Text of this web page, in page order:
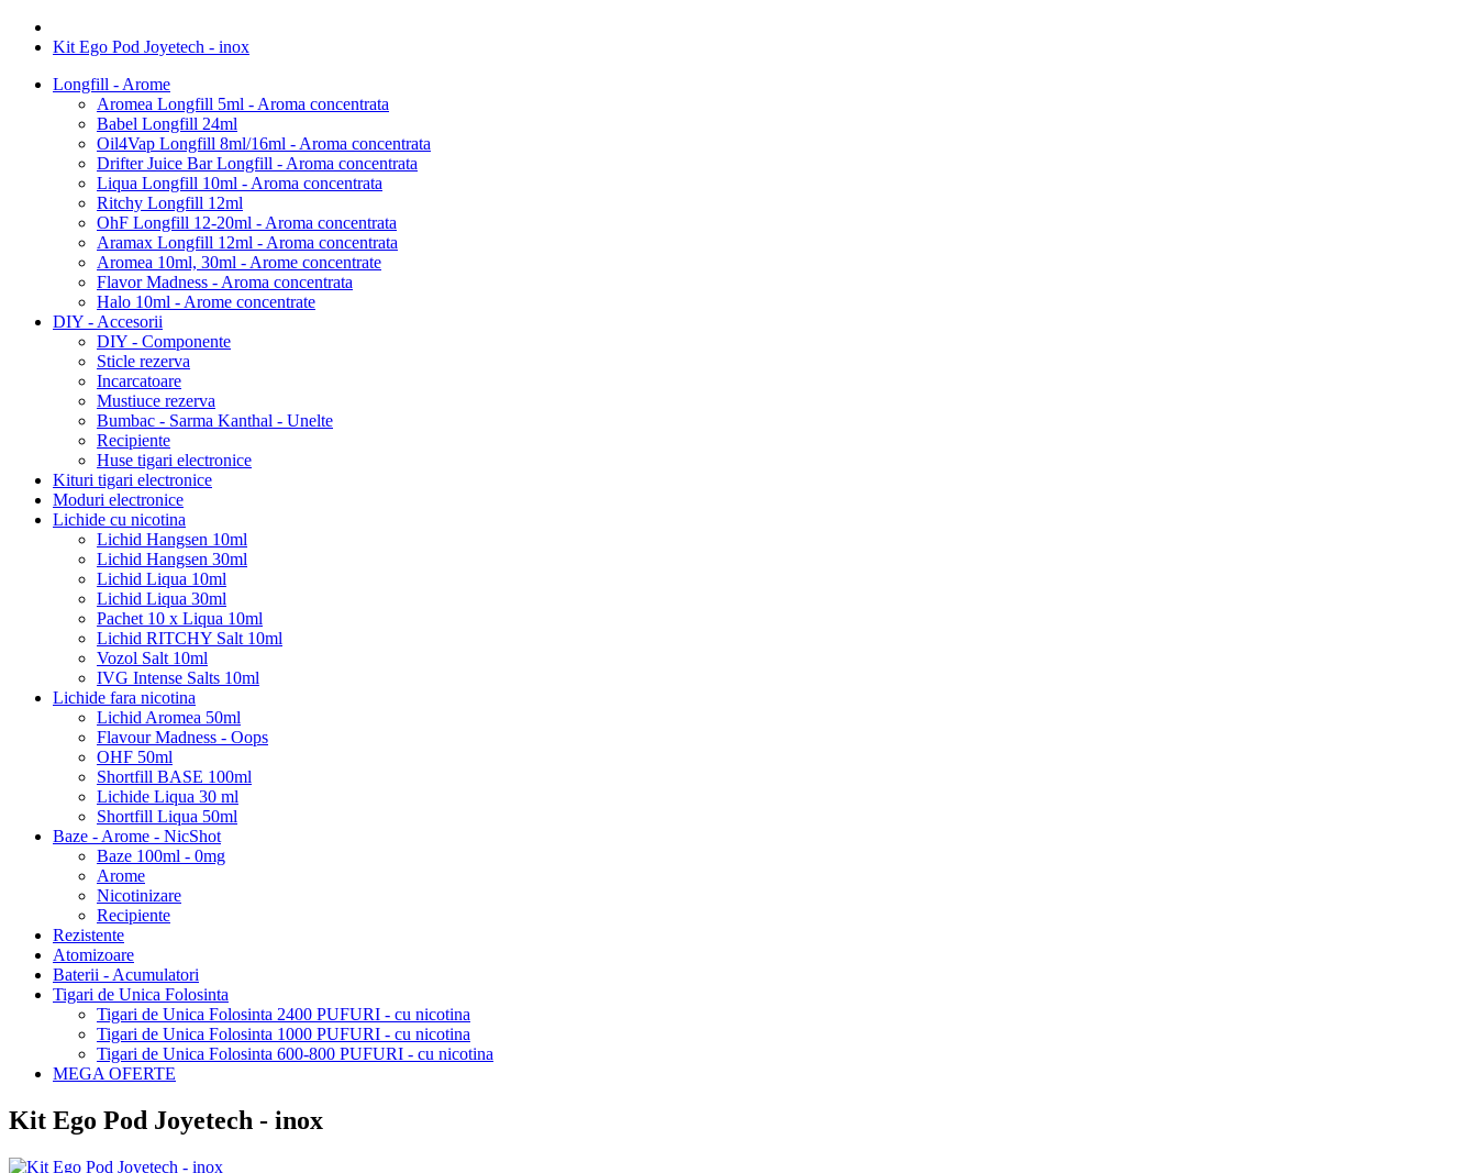
Kit Ego Pod Joyetech - inox
Longfill - Arome
Aromea Longfill 5ml - Aroma concentrata
Babel Longfill 24ml
Oil4Vap Longfill 8ml/16ml - Aroma concentrata
Drifter Juice Bar Longfill - Aroma concentrata
Liqua Longfill 10ml - Aroma concentrata
Ritchy Longfill 12ml
OhF Longfill 12-20ml - Aroma concentrata
Aramax Longfill 12ml - Aroma concentrata
Aromea 10ml, 30ml - Arome concentrate
Flavor Madness - Aroma concentrata
Halo 10ml - Arome concentrate
DIY - Accesorii
DIY - Componente
Sticle rezerva
Incarcatoare
Mustiuce rezerva
Bumbac - Sarma Kanthal - Unelte
Recipiente
Huse tigari electronice
Kituri tigari electronice
Moduri electronice
Lichide cu nicotina
Lichid Hangsen 10ml
Lichid Hangsen 30ml
Lichid Liqua 10ml
Lichid Liqua 30ml
Pachet 10 x Liqua 10ml
Lichid RITCHY Salt 10ml
Vozol Salt 10ml
IVG Intense Salts 10ml
Lichide fara nicotina
Lichid Aromea 50ml
Flavour Madness - Oops
OHF 50ml
Shortfill BASE 100ml
Lichide Liqua 30 ml
Shortfill Liqua 50ml
Baze - Arome - NicShot
Baze 100ml - 0mg
Arome
Nicotinizare
Recipiente
Rezistente
Atomizoare
Baterii - Acumulatori
Tigari de Unica Folosinta
Tigari de Unica Folosinta 2400 PUFURI - cu nicotina
Tigari de Unica Folosinta 1000 PUFURI - cu nicotina
Tigari de Unica Folosinta 600-800 PUFURI - cu nicotina
MEGA OFERTE
Kit Ego Pod Joyetech - inox